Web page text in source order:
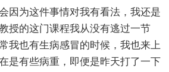
因为这件事情对我有看法，我还是
授的这门课程我从没有逃过一节
我也有生病感冒的时候，我也来上
是有些病重，即便是昨天打了一下